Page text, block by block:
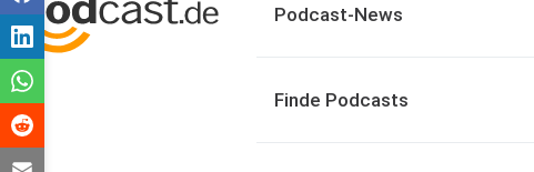
Podcast-News
Finde Podcasts